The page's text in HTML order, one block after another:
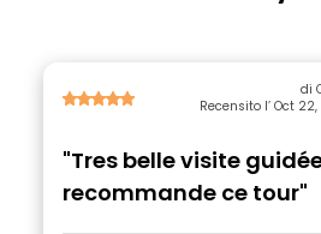
di
Recensito l’ Oct
"Tres belle visite
recommande ce tour"